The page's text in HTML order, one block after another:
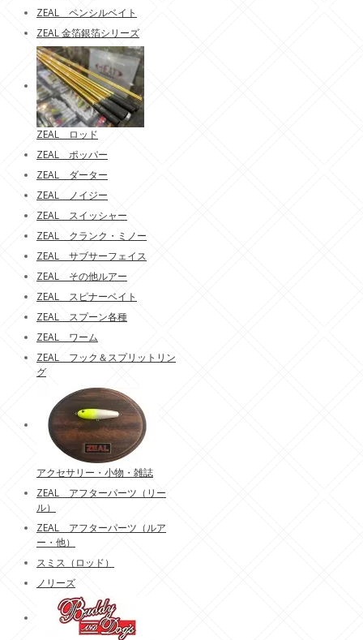
ZEAL ペンシルベイト
ZEAL 金箔銀箔シリーズ
ZEAL ロッド
ZEAL ポッパー
ZEAL ダーター
ZEAL ノイジー
ZEAL スイッシャー
ZEAL クランク・ミノー
ZEAL サブサーフェイス
ZEAL その他ルアー
ZEAL スピナーベイト
ZEAL スプーン各種
ZEAL ワーム
ZEAL フック＆スプリットリン
グ
アクセサリー・小物・雑誌
ZEAL アフターパーツ（リー
ル）
ZEAL アフターパーツ（ルア
ー・他）
スミス（ロッド）
ノリーズ